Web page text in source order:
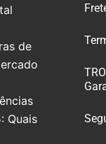
de
Quais